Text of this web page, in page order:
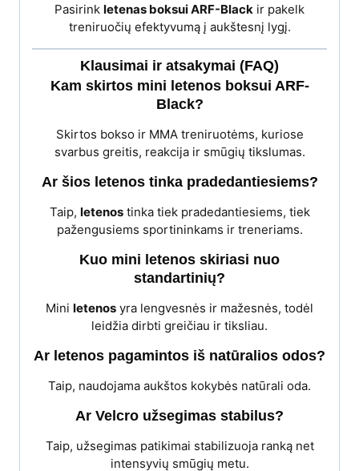
Pasirink letenas boksui ARF-Black ir pakelk
treniruočių efektyvumą į aukštesnį lygį.
Klausimai ir atsakymai (FAQ)
Kam skirtos mini letenos boksui ARF-
Black?
Skirtos bokso ir MMA treniruotėms, kuriose
svarbus greitis, reakcija ir smūgių tikslumas.
Ar šios letenos tinka pradedantiesiems?
Taip, letenostinka tiek pradedantiesiems, tiek
pažengusiems sportininkams ir treneriams.
Kuo mini letenos skiriasi nuo
standartinių?
Mini letenos yra lengvesnės ir mažesnės, todėl
leidžia dirbti greičiau ir tiksliau.
Ar letenos pagamintos iš natūralios odos?
Taip, naudojama aukštos kokybės natūrali oda.
Ar Velcro užsegimas stabilus?
Taip, užsegimas patikimai stabilizuoja ranką net
intensyvių smūgių metu.